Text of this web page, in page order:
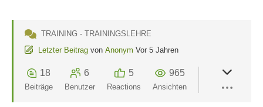
TRAINING - TRAININGSLEHRE
Letzter Beitrag von Anonym Vor 5 Jahren
18
Beiträge
6
Benutzer
5
Reactions
965
Ansichten